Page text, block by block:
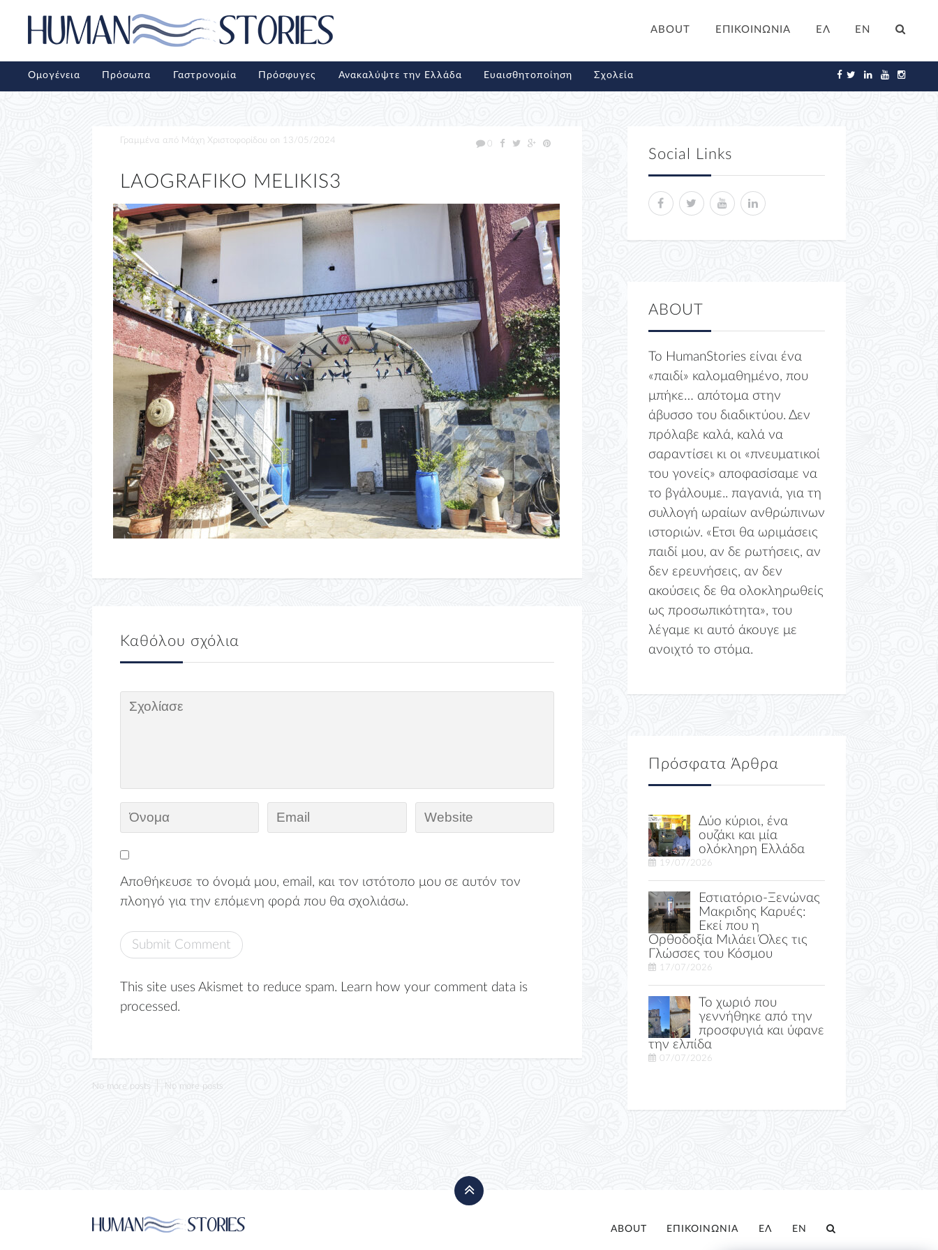
ABOUT ΕΠΙΚΟΙΝΩΝΙΑ ΕΛ EN
Ομογένεια Πρόσωπα Γαστρονομία Πρόσφυγες Ανακαλύψτε την Ελλάδα Ευαισθητοποίηση Σχολεία
Γραμμένα από Μάχη Χριστοφορίδου on 13/05/2024 0
LAOGRAFIKO MELIKIS3
Καθόλου σχόλια
Αποθήκευσε το όνομά μου, email, και τον ιστότοπο μου σε αυτόν τον
πλοηγό για την επόμενη φορά που θα σχολιάσω.
This site uses Akismet to reduce spam. Learn how your comment data is
processed.
No more posts No more posts
Social Links
ABOUT
Το HumanStories είναι ένα
«παιδί» καλομαθημένο, που
μπήκε… απότομα στην
άβυσσο του διαδικτύου. Δεν
πρόλαβε καλά, καλά να
σαραντίσει κι οι «πνευματικοί
του γονείς» αποφασίσαμε να
το βγάλουμε.. παγανιά, για τη
συλλογή ωραίων ανθρώπινων
ιστοριών. «Ετσι θα ωριμάσεις
παιδί μου, αν δε ρωτήσεις, αν
δεν ερευνήσεις, αν δεν
ακούσεις δε θα ολοκληρωθείς
ως προσωπικότητα», του
λέγαμε κι αυτό άκουγε με
ανοιχτό το στόμα.
Πρόσφατα Άρθρα
Δύο κύριοι, ένα
ουζάκι και μία
ολόκληρη Ελλάδα
19/07/2026
Εστιατόριο-Ξενώνας
Μακριδης Καρυές:
Εκεί που η
Ορθοδοξία Μιλάει Όλες τις
Γλώσσες του Κόσμου
17/07/2026
Το χωριό που
γεννήθηκε από την
προσφυγιά και ύφανε
την ελπίδα
07/07/2026
ABOUT ΕΠΙΚΟΙΝΩΝΙΑ ΕΛ EN